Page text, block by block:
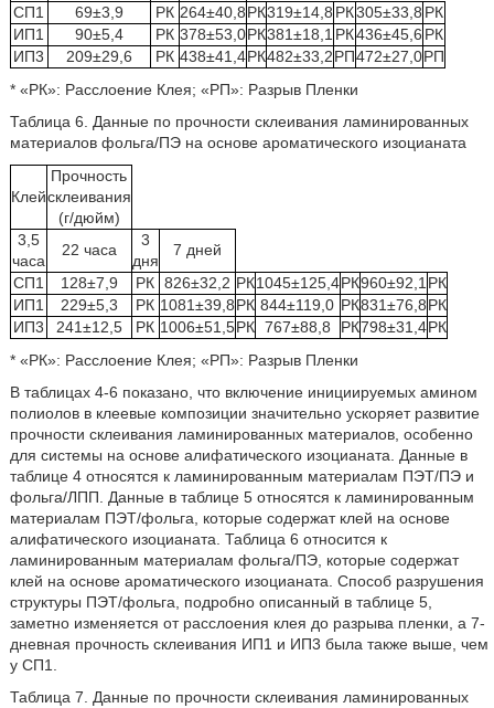
СП1
69±3,9 РК 264±40,8РК319±14,8 РК305±33,8 РК
ИП1
90±5,4 РК 378±53,0РК381±18,1 РК436±45,6 РК
ИП3
209±29,6 РК 438±41,4РК482±33,2РП472±27,0РП
* «РК»: Расслоение Клея; «РП»: Разрыв Пленки
Таблица 6. Данные по прочности склеивания ламинированных
материалов фольга/ПЭ на основе ароматического изоцианата
Клей
Прочность
склеивания
(г/дюйм)
3,5
часа
22 часа
3
дня
7 дней
СП1
128±7,9 РК 826±32,2 РК1045±125,4РК960±92,1 РК
ИП1
229±5,3 РК 1081±39,8РК 844±119,0 РК831±76,8РК
ИП3
241±12,5 РК 1006±51,5РК 767±88,8 РК798±31,4РК
* «РК»: Расслоение Клея; «РП»: Разрыв Пленки
В таблицах 4-6 показано, что включение инициируемых амином
полиолов в клеевые композиции значительно ускоряет развитие
прочности склеивания ламинированных материалов, особенно
для системы на основе алифатического изоцианата. Данные в
таблице 4 относятся к ламинированным материалам ПЭТ/ПЭ и
фольга/ЛПП. Данные в таблице 5 относятся к ламинированным
материалам ПЭТ/фольга, которые содержат клей на основе
алифатического изоцианата. Таблица 6 относится к
ламинированным материалам фольга/ПЭ, которые содержат
клей на основе ароматического изоцианата. Способ разрушения
структуры ПЭТ/фольга, подробно описанный в таблице 5,
заметно изменяется от расслоения клея до разрыва пленки, а 7-
дневная прочность склеивания ИП1 и ИП3 была также выше, чем
у СП1.
Таблица 7. Данные по прочности склеивания ламинированных